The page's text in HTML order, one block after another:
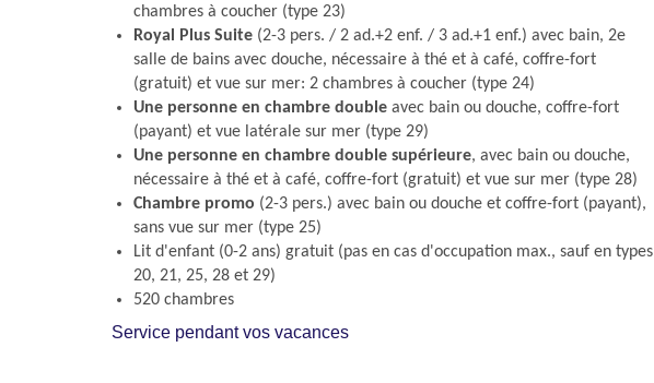
chambres à coucher (type 23)
Royal Plus Suite (2-3 pers. / 2 ad.+2 enf. / 3 ad.+1 enf.) avec bain, 2e
salle de bains avec douche, nécessaire à thé et à café, coffre-fort
(gratuit) et vue sur mer: 2 chambres à coucher (type 24)
Une personne en chambre double avec bain ou douche, coffre-fort
(payant) et vue latérale sur mer (type 29)
Une personne en chambre double supérieure, avec bain ou douche,
nécessaire à thé et à café, coffre-fort (gratuit) et vue sur mer (type 28)
Chambre promo (2-3 pers.) avec bain ou douche et coffre-fort (payant),
sans vue sur mer (type 25)
Lit d'enfant (0-2 ans) gratuit (pas en cas d'occupation max., sauf en types
20, 21, 25, 28 et 29)
520 chambres
Service pendant vos vacances